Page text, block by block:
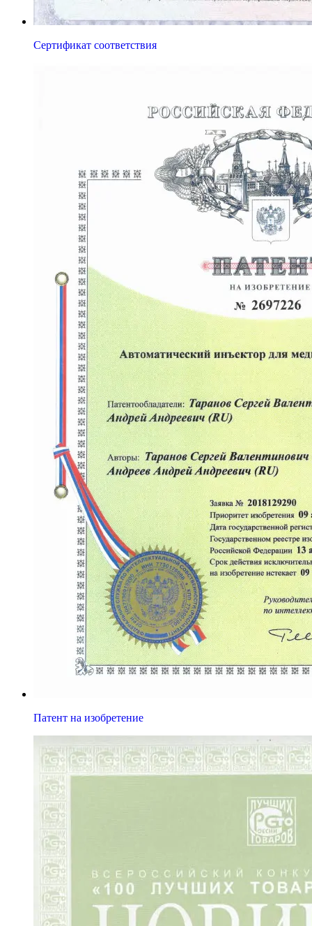
Сертификат соответствия
Патент на изобретение